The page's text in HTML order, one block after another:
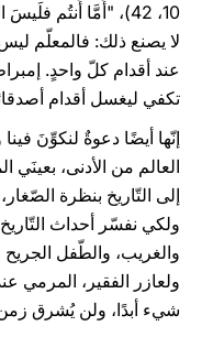
لا يصنع ذلك: فالمعلّم
عند أقدام كلّ واحدٍ.
تكفي ليغسل أقدام
إنّها أيضًا دعوةٌ لنكوِّنَ
العالم من الأدنى، بعينَي
إلى التّاريخ بنظرة
ولكي نفسّر أحداث
والغريب، والطّفل الجريح
ولعازر الفقير، المرمي
شيء أبدًا، ولن يُشرق